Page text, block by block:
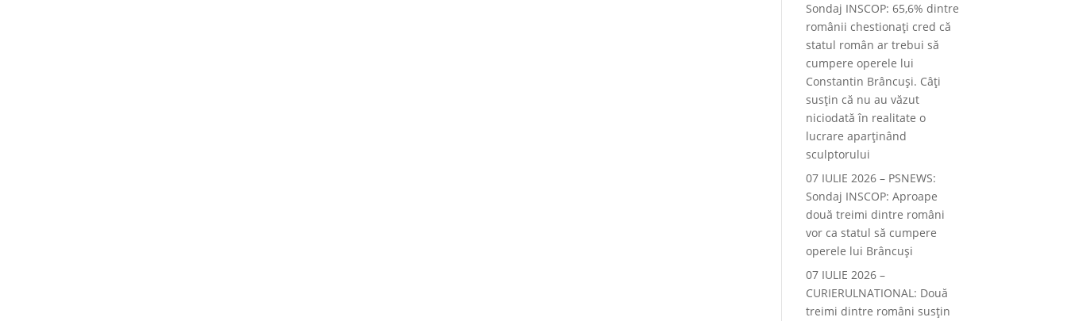
Sondaj INSCOP: 65,6% dintre
românii chestionați cred că
statul român ar trebui să
cumpere operele lui
Constantin Brâncuși. Câți
susțin că nu au văzut
niciodată în realitate o
lucrare aparținând
sculptorului
07 IULIE 2026 – PSNEWS:
Sondaj INSCOP: Aproape
două treimi dintre români
vor ca statul să cumpere
operele lui Brâncuși
07 IULIE 2026 –
CURIERULNATIONAL: Două
treimi dintre români susțin